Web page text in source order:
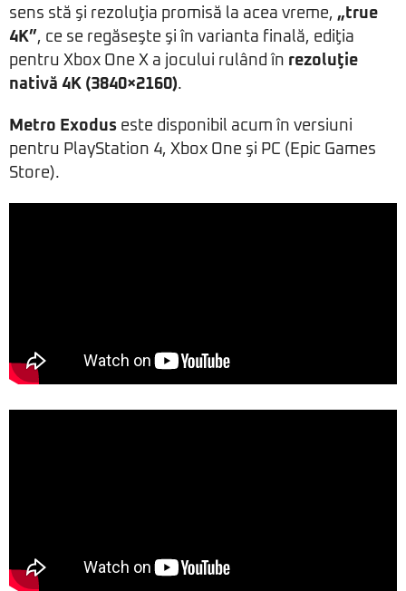
sens stă şi rezoluţia promisă la acea vreme, „true
4K”, ce se regăseşte şi în varianta finală, ediţia
pentru Xbox One X a jocului rulând în rezoluţie
nativă 4K (3840×2160).
Metro Exodus este disponibil acum în versiuni
pentru PlayStation 4, Xbox One şi PC (Epic Games
Store).